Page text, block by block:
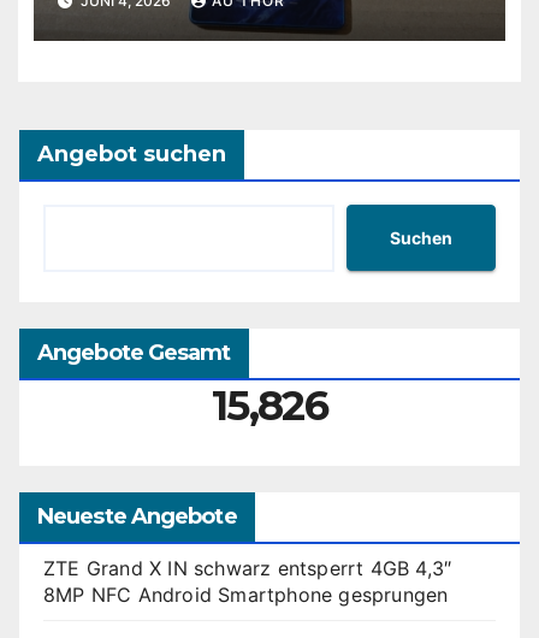
Angebot suchen
Suchen
Angebote Gesamt
15,826
Neueste Angebote
ZTE Grand X IN schwarz entsperrt 4GB 4,3″
8MP NFC Android Smartphone gesprungen